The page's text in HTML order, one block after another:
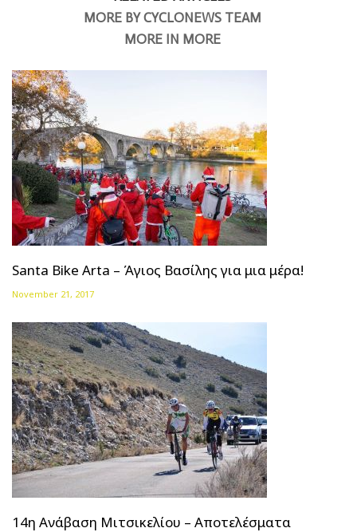
MORE BY CYCLONEWS TEAM
MORE IN MORE
Santa Bike Arta – Άγιος Βασίλης για μια μέρα!
November 21, 2017
14η Ανάβαση Μιτσικελίου – Αποτελέσματα